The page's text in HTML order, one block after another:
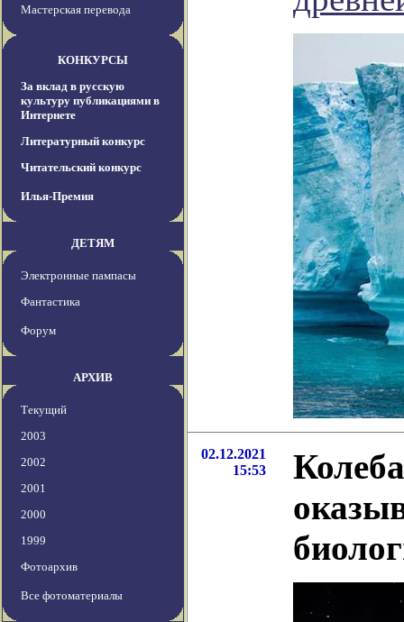
Мастерская перевода
КОНКУРСЫ
За вклад в русскую
культуру публикациями в
Интернете
Литературный конкурс
Читательский конкурс
Илья-Премия
ДЕТЯМ
Электронные пампасы
Фантастика
Форум
АРХИВ
Текущий
2003
2002
2001
2000
1999
Фотоархив
Все фотоматериалы
02.12.2021
15:53